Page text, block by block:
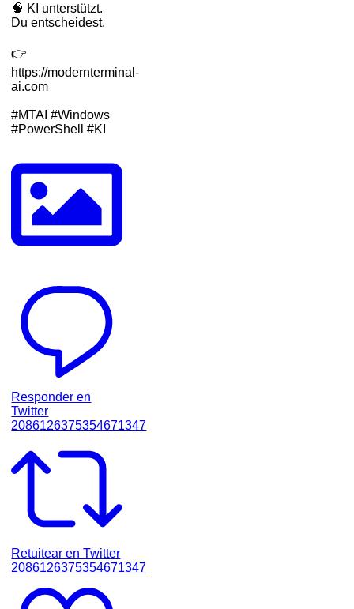
🧠 KI unterstützt.
Du entscheidest.
👉
https://modernterminal-
ai.com
#MTAI #Windows
#PowerShell #KI
Responder en
Twitter
2086126375354671347
Retuitear en Twitter
2086126375354671347